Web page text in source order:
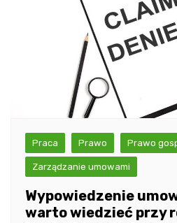
Praca Prawo Prawo
Zarządzanie umowami
Wypowiedzenie
warto wiedzieć przy